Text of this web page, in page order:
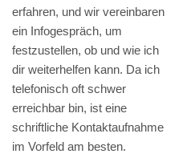
erfahren, und wir vereinbaren
ein Infogespräch, um
festzustellen, ob und wie ich
dir weiterhelfen kann. Da ich
telefonisch oft schwer
erreichbar bin, ist eine
schriftliche Kontaktaufnahme
im Vorfeld am besten.